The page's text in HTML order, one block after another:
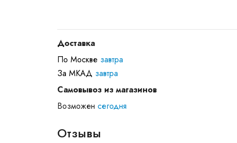
Доставка
По Москве завтра
За МКАД завтра
Самовывоз из магазинов
Возможен сегодня
Отзывы